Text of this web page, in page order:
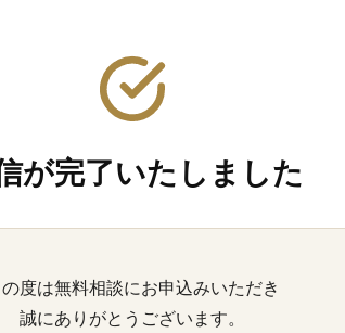
が完了いたしました
度は無料相談にお申込みいただき
誠にありがとうございます。